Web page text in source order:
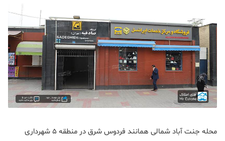
محله جنت آباد شمالی همانند فردوس شرق در منطقه 5 شهرداری